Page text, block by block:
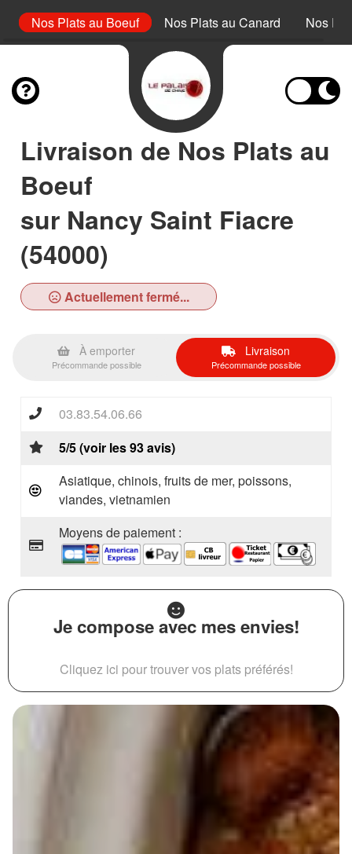
Nos Plats au Boeuf Nos Plats au Canard Nos
Livraison de Nos Plats au
Boeuf
sur Nancy Saint Fiacre
(54000)
Actuellement fermé...
À emporter
Précommande possible
Livraison
Précommande possible
03.83.54.06.66
5/5 (voir les 93 avis)
Asiatique, chinois, fruits de mer, poissons,
viandes, vietnamien
Moyens de paiement :
Je compose avec mes envies!
Cliquez ici pour trouver vos plats préférés!